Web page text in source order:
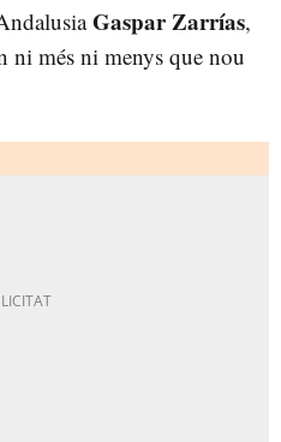
Gaspar Zarrías,
ni més ni menys que nou